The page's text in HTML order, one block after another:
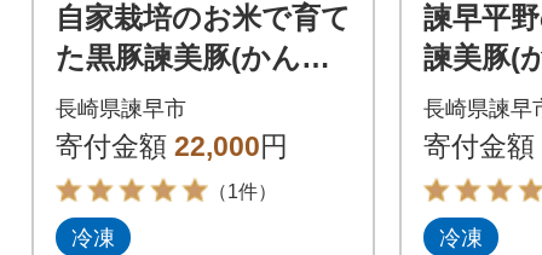
自家栽培のお米で育て
た黒豚諫美豚(かんび
とん)プレミアム100
おすすめセット1.2
kg
長崎県諫早市
寄付金額 22,000円
（1件）
冷凍
諫早平
諫美豚(
切り落
セット
長崎県諫早
寄付金額
冷凍